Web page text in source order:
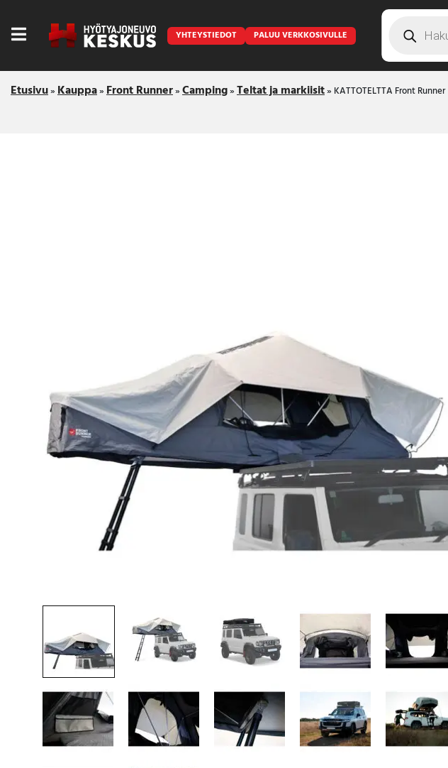
YHTEYSTIEDOT PALUU VERKKOSIVULLE search
Etusivu»Kauppa»Front Runner»Camping»Teltat ja markiisit» KATTOTELTTA Front Runner